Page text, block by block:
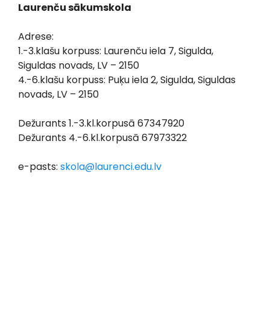
Laurenču sākumskola
Adrese:
1.-3.klašu korpuss: Laurenču iela 7, Sigulda,
Siguldas novads, LV – 2150
4.-6.klašu korpuss: Puķu iela 2, Sigulda, Siguldas
novads, LV – 2150
Dežurants 1.-3.kl.korpusā 67347920
Dežurants 4.-6.kl.korpusā 67973322
e-pasts: skola@laurenci.edu.lv